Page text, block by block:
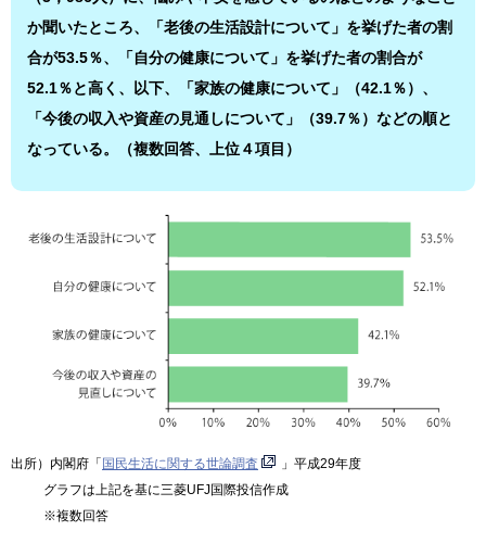
か聞いたところ、「老後の生活設計について」を挙げた者の割
合が53.5％、「自分の健康について」を挙げた者の割合が
52.1％と高く、以下、「家族の健康について」（42.1％）、
「今後の収入や資産の見通しについて」（39.7％）などの順と
なっている。（複数回答、上位４項目）
出所）内閣府「 国民生活に関する世論調査
」平成29年度
グラフは上記を基に三菱UFJ国際投信作成
※複数回答